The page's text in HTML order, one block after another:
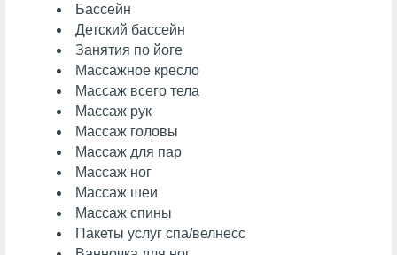
Бассейн
Детский бассейн
Занятия по йоге
Массажное кресло
Массаж всего тела
Массаж рук
Массаж головы
Массаж для пар
Массаж ног
Массаж шеи
Массаж спины
Пакеты услуг спа/велнесс